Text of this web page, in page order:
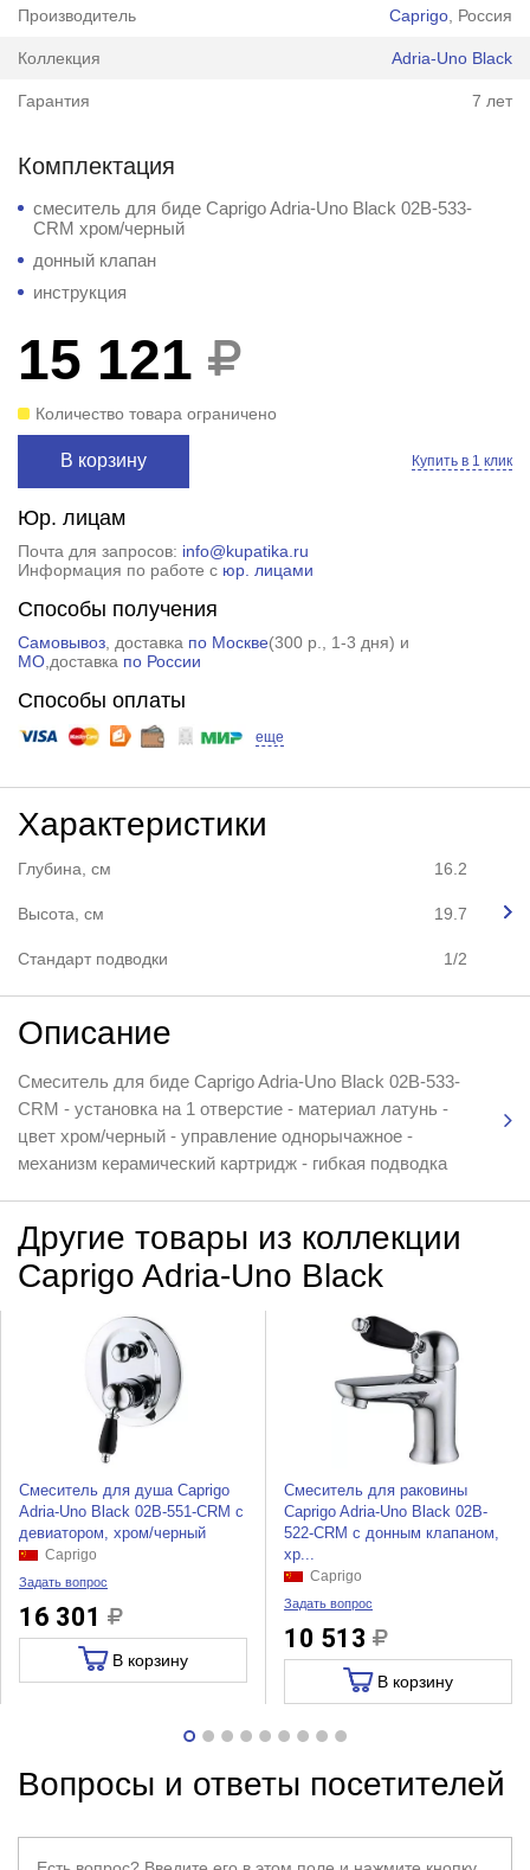
Производитель Caprigo , Россия
Коллекция Adria-Uno Black
Гарантия 7 лет
Комплектация
смеситель для биде Caprigo Adria-Uno Black 02B-533-
CRM хром/черный
донный клапан
инструкция
15 121
Количество товара ограничено
В корзину Купить в 1 клик
Юр. лицам
Почта для запросов: info@kupatika.ru
Информация по работе с юр. лицами
Способы получения
Самовывоз, доставка по Москве(300 р.
, 1-3 дня) и
МО,доставка по России
Способы оплаты
еще
Характеристики
Глубина, см 16.2
Высота, см 19.7
Стандарт подводки 1/2
Описание
Смеситель для биде Caprigo Adria-Uno Black 02B-533-
CRM - установка на 1 отверстие - материал латунь -
цвет хром/черный - управление однорычажное -
механизм керамический картридж - гибкая подводка
Другие товары из коллекции
Caprigo Adria-Uno Black
Смеситель для душа Caprigo
Adria-Uno Black 02B-551-CRM с
девиатором, хром/черный
Caprigo
Задать вопрос
16 301
В корзину
Смеситель для раковины
Caprigo Adria-Uno Black 02B-
522-CRM с донным клапаном,
хр...
Caprigo
Задать вопрос
10 513
В корзину
Вопросы и ответы посетителей